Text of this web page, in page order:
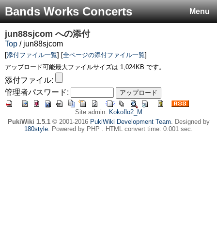
Menu
Bands Works Concerts
jun88sjcom への添付
Top / jun88sjcom
[添付ファイル一覧] [全ページの添付ファイル一覧]
アップロード可能最大ファイルサイズは 1,024KB です。
添付ファイル:
管理者パスワード:
Site admin: Kokoflo2_M
PukiWiki 1.5.1© 2001-2016 PukiWiki Development Team. Designed by
180style. Powered by PHP . HTML convert time: 0.001 sec.